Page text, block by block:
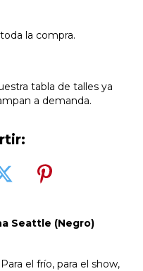
la compra.
tabla de talles ya
a demanda.
Seattle (Negro)
el frío, para el show,